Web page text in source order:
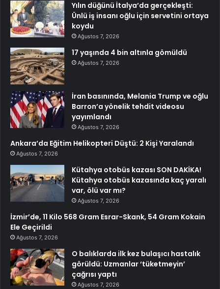
Yılın düğünü İtalya’da gerçekleşti:
Ünlü iş insanı oğlu için servetini ortaya
koydu
Ağustos 7, 2026
17 yaşında 4 bin altınla gömüldü
Ağustos 7, 2026
İran basınında, Melania Trump ve oğlu
Barron’a yönelik tehdit videosu
yayımlandı
Ağustos 7, 2026
Ankara’da Eğitim Helikopteri Düştü: 2 Kişi Yaralandı
Ağustos 7, 2026
Kütahya otobüs kazası SON DAKİKA!
Kütahya otobüs kazasında kaç yaralı
var, ölü var mı?
Ağustos 7, 2026
İzmir’de, 11 Kilo 568 Gram Esrar-Skank, 54 Gram Kokain
Ele Geçirildi
Ağustos 7, 2026
O balıklarda ilk kez bulaşıcı hastalık
görüldü: Uzmanlar ‘tüketmeyin’
çağrısı yaptı
Ağustos 7, 2026